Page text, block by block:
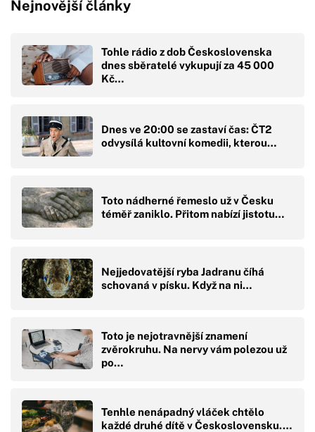
Nejnovější články
Tohle rádio z dob Československa
dnes sběratelé vykupují za 45 000
Kč…
Dnes ve 20:00 se zastaví čas: ČT2
odvysílá kultovní komedii, kterou…
Toto nádherné řemeslo už v Česku
téměř zaniklo. Přitom nabízí jistotu…
Nejjedovatější ryba Jadranu číhá
schovaná v písku. Když na ni…
Toto je nejotravnější znamení
zvěrokruhu. Na nervy vám polezou už
po…
Tenhle nenápadný vláček chtělo
každé druhé dítě v Československu.…